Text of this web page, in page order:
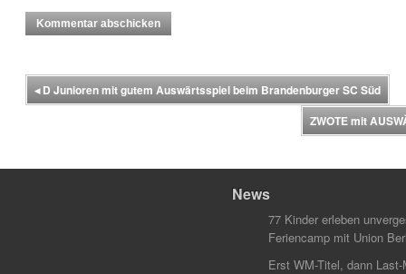
◂D Junioren mit gutem Auswärtsspiel beim Brandenburger SC Süd
ZWOTE mit
News
77 Kinder erleben
Feriencamp mit Union
Erst WM-Titel, dann